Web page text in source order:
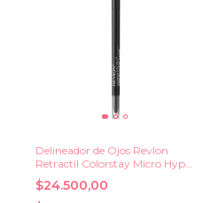
Delineador de Ojos Revlon
Retractil Colorstay Micro Hyper
Precision Gel
$24.500,00